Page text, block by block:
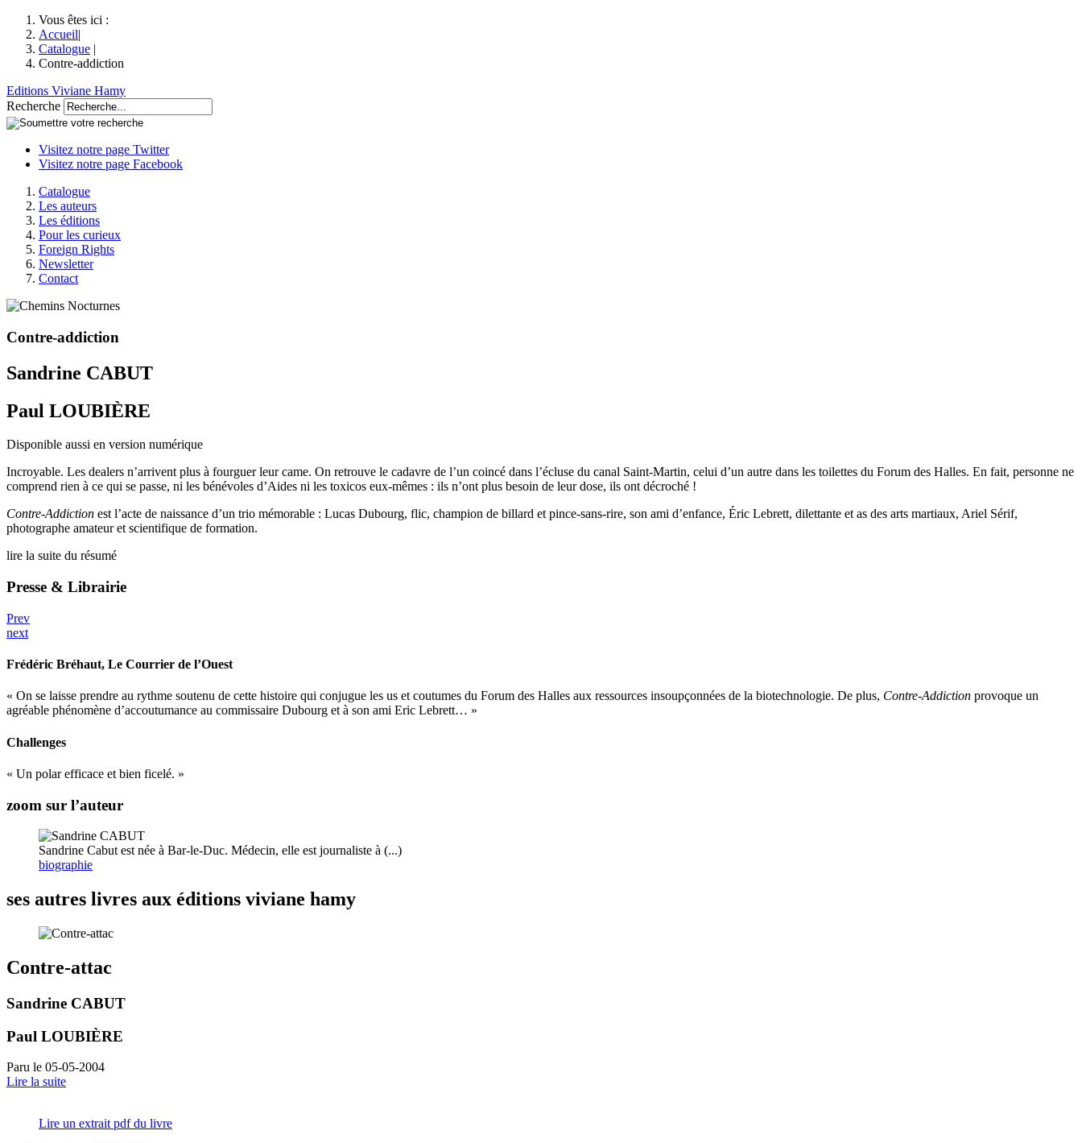
Vous êtes ici :
Accueil|
Catalogue |
Contre-addiction
Editions Viviane Hamy
Recherche
Visitez notre page Twitter
Visitez notre page Facebook
Catalogue
Les auteurs
Les éditions
Pour les curieux
Foreign Rights
Newsletter
Contact
Contre-addiction
Sandrine CABUT
Paul LOUBIÈRE
Disponible aussi en version numérique
Incroyable. Les dealers n’arrivent plus à fourguer leur came. On retrouve le cadavre de l’un coincé dans l’écluse du canal Saint-Martin, celui d’un autre dans les toilettes du Forum des Halles. En fait, personne ne
comprend rien à ce qui se passe, ni les bénévoles d’Aides ni les toxicos eux-mêmes : ils n’ont plus besoin de leur dose, ils ont décroché !
Contre-Addiction est l’acte de naissance d’un trio mémorable : Lucas Dubourg, flic, champion de billard et pince-sans-rire, son ami d’enfance, Éric Lebrett, dilettante et as des arts martiaux, Ariel Sérif,
photographe amateur et scientifique de formation.
lire la suite du résumé
Presse & Librairie
Prev
next
Frédéric Bréhaut, Le Courrier de l’Ouest
« On se laisse prendre au rythme soutenu de cette histoire qui conjugue les us et coutumes du Forum des Halles aux ressources insoupçonnées de la biotechnologie. De plus, Contre-Addiction provoque un
agréable phénomène d’accoutumance au commissaire Dubourg et à son ami Eric Lebrett… »
Challenges
« Un polar efficace et bien ficelé. »
zoom sur l’auteur
Sandrine Cabut est née à Bar-le-Duc. Médecin, elle est journaliste à (...)
biographie
ses autres livres aux éditions viviane hamy
Contre-attac
Sandrine CABUT
Paul LOUBIÈRE
Paru le 05-05-2004
Lire la suite
Lire un extrait pdf du livre